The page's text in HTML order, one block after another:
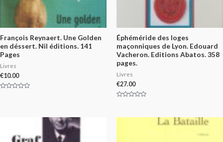
François Reynaert. Une Golden
en déssert. Nil éditions. 141
Pages
Livres
€10.00
Éphéméride des loges
maçonniques de Lyon. Edouard
Vacheron. Editions Abatos. 358
pages.
Livres
€27.00
of